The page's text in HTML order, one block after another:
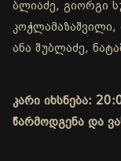
ბლიაძე, გიორგი
კოჭლამაზაშვილი,
ანა შუბლაძე,
კარი იხსნება:
წარმოდგენა და